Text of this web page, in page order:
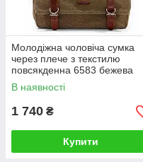
Молодіжна чоловіча сумка
через плече з текстилю
повсякденна 6583 бежева
В наявності
1 740 ₴
Купити